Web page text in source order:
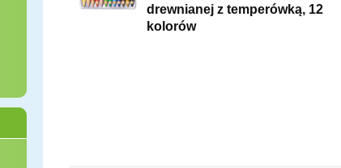
drewnianej z temperówką, 12
kolorów